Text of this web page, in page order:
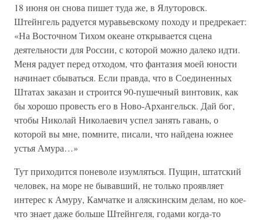
18 июня он снова пишет туда же, в Ялуторовск.
Штейнгель радуется муравьевскому походу и предрекает:
«На Восточном Тихом океане открывается сцена
деятельности для России, с которой можно далеко идти.
Меня радует перед отходом, что фантазия моей юности
начинает сбываться. Если правда, что в Соединенных
Штатах заказан и строится 90-пушечный винтовик, как
бы хорошо провесть его в Ново-Архангельск. Дай бог,
чтобы Николай Николаевич успел занять гавань, о
которой вы мне, помните, писали, что найдена южнее
устья Амура…»
Тут приходится поневоле изумляться. Пущин, штатский
человек, на море не бывавший, не только проявляет
интерес к Амуру, Камчатке и аляскинским делам, но кое-
что знает даже больше Штейнгеля, годами когда-то